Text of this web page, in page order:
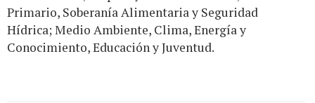
Primario, Soberanía Alimentaria y Seguridad
Hídrica; Medio Ambiente, Clima, Energía y
Conocimiento, Educación y Juventud.